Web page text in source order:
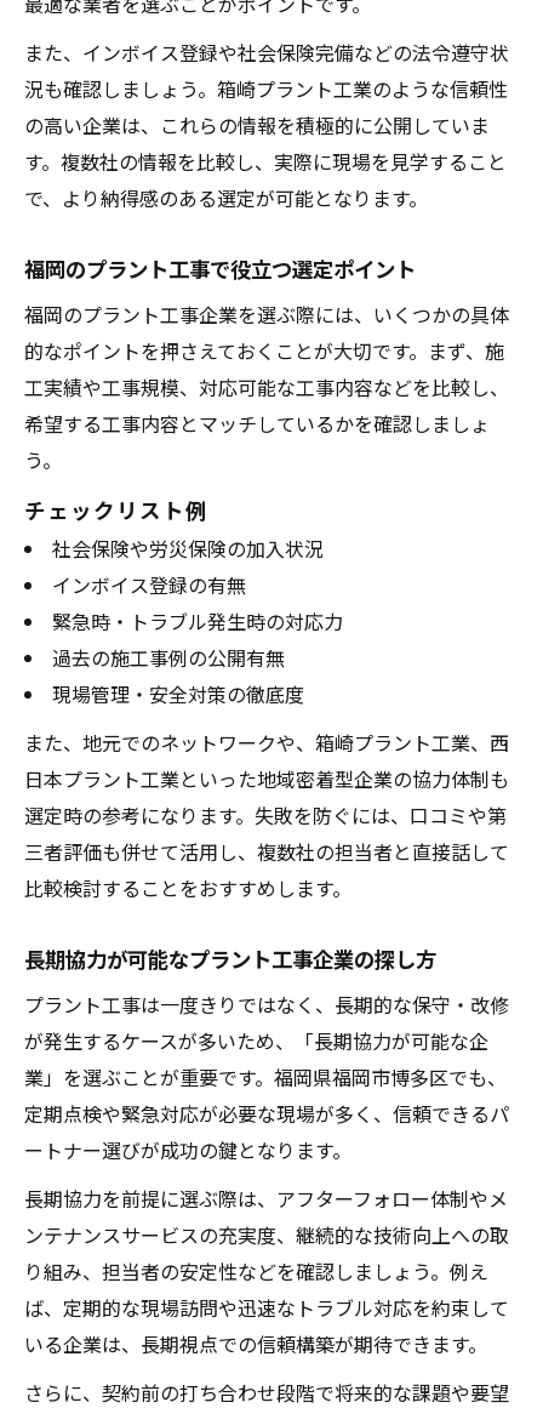
また、インボイス登録や社会保険完備などの法令遵守状
況も確認しましょう。箱崎プラント工業のような信頼性
の高い企業は、これらの情報を積極的に公開していま
す。複数社の情報を比較し、実際に現場を見学すること
で、より納得感のある選定が可能となります。
福岡のプラント工事で役立つ選定ポイント
福岡のプラント工事企業を選ぶ際には、いくつかの具体
的なポイントを押さえておくことが大切です。まず、施
工実績や工事規模、対応可能な工事内容などを比較し、
希望する工事内容とマッチしているかを確認しましょ
う。
チェックリスト例
社会保険や労災保険の加入状況
インボイス登録の有無
緊急時・トラブル発生時の対応力
過去の施工事例の公開有無
現場管理・安全対策の徹底度
また、地元でのネットワークや、箱崎プラント工業、西
日本プラント工業といった地域密着型企業の協力体制も
選定時の参考になります。失敗を防ぐには、口コミや第
三者評価も併せて活用し、複数社の担当者と直接話して
比較検討することをおすすめします。
長期協力が可能なプラント工事企業の探し方
プラント工事は一度きりではなく、長期的な保守・改修
が発生するケースが多いため、「長期協力が可能な企
業」を選ぶことが重要です。福岡県福岡市博多区でも、
定期点検や緊急対応が必要な現場が多く、信頼できるパ
ートナー選びが成功の鍵となります。
長期協力を前提に選ぶ際は、アフターフォロー体制やメ
ンテナンスサービスの充実度、継続的な技術向上への取
り組み、担当者の安定性などを確認しましょう。例え
ば、定期的な現場訪問や迅速なトラブル対応を約束して
いる企業は、長期視点での信頼構築が期待できます。
さらに、契約前の打ち合わせ段階で将来的な課題や要望